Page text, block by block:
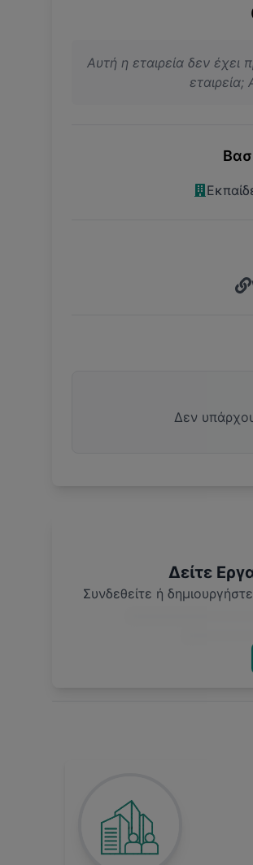
Αυτή η εταιρεία δεν έχει
Δεν
Δείτε
Συνδεθείτε ή